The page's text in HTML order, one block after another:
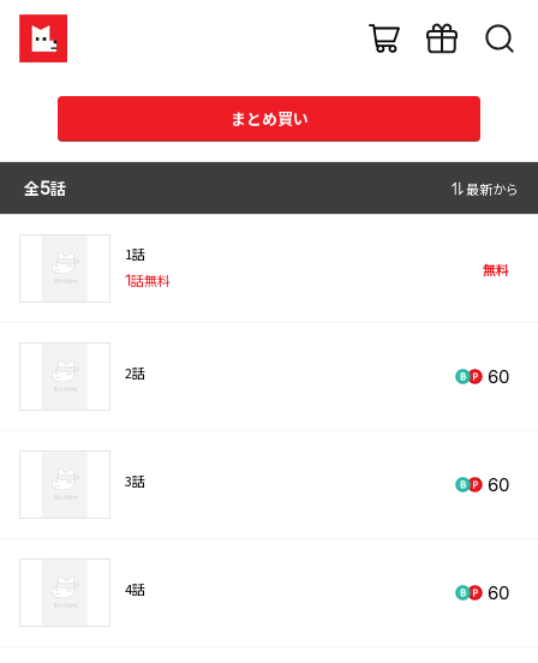
まとめ買い
全5話 最新から
1話
1話無料
無料
2話 60
3話 60
4話 60